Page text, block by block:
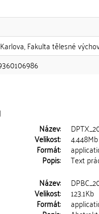
Fakulta tělesné
Název:
Velikost: 4.448Mb
Formát:
Popis: Text
Název:
Velikost: 123.1Kb
Formát: